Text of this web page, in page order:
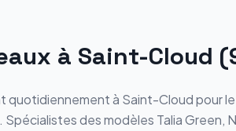
à Saint-Cloud (
quotidiennement à Saint-Cloudpour
. Spécialistes des modèles Talia Green,